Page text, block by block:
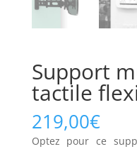
Support
tactile
219,00€
Optez pour ce